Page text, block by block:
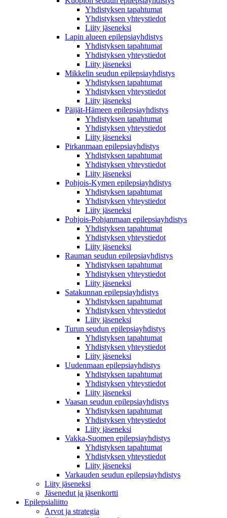
Yhdistyksen tapahtumat
Yhdistyksen yhteystiedot
Liity jäseneksi
Lapin alueen epilepsiayhdistys
Yhdistyksen tapahtumat
Yhdistyksen yhteystiedot
Liity jäseneksi
Mikkelin seudun epilepsiayhdistys
Yhdistyksen tapahtumat
Yhdistyksen yhteystiedot
Liity jäseneksi
Päijät-Hämeen epilepsiayhdistys
Yhdistyksen tapahtumat
Yhdistyksen yhteystiedot
Liity jäseneksi
Pirkanmaan epilepsiayhdistys
Yhdistyksen tapahtumat
Yhdistyksen yhteystiedot
Liity jäseneksi
Pohjois-Kymen epilepsiayhdistys
Yhdistyksen tapahtumat
Yhdistyksen yhteystiedot
Liity jäseneksi
Pohjois-Pohjanmaan epilepsiayhdistys
Yhdistyksen tapahtumat
Yhdistyksen yhteystiedot
Liity jäseneksi
Rauman seudun epilepsiayhdistys
Yhdistyksen tapahtumat
Yhdistyksen yhteystiedot
Liity jäseneksi
Satakunnan epilepsiayhdistys
Yhdistyksen tapahtumat
Yhdistyksen yhteystiedot
Liity jäseneksi
Turun seudun epilepsiayhdistys
Yhdistyksen tapahtumat
Yhdistyksen yhteystiedot
Liity jäseneksi
Uudenmaan epilepsiayhdistys
Yhdistyksen tapahtumat
Yhdistyksen yhteystiedot
Liity jäseneksi
Vaasan seudun epilepsiayhdistys
Yhdistyksen tapahtumat
Yhdistyksen yhteystiedot
Liity jäseneksi
Vakka-Suomen epilepsiayhdistys
Yhdistyksen tapahtumat
Yhdistyksen yhteystiedot
Liity jäseneksi
Varkauden seudun epilepsiayhdistys
Liity jäseneksi
Jäsenedut ja jäsenkortti
Epilepsialiitto
Arvot ja strategia